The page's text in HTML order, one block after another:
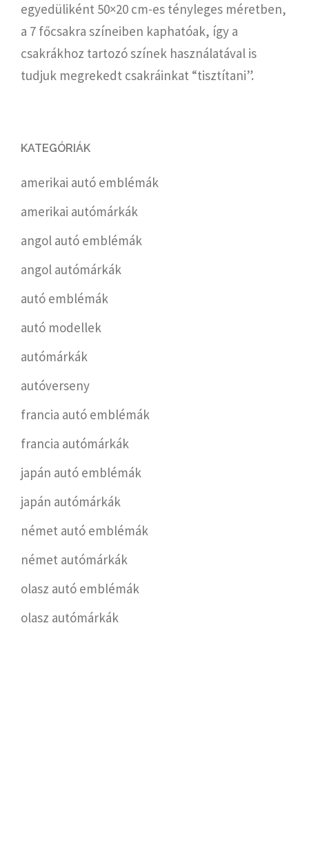
egyedüliként 50×20 cm-es tényleges méretben,
a 7 főcsakra színeiben kaphatóak, így a
csakrákhoz tartozó színek használatával is
tudjuk megrekedt csakráinkat “tisztítani”.
KATEGÓRIÁK
amerikai autó emblémák
amerikai autómárkák
angol autó emblémák
angol autómárkák
autó emblémák
autó modellek
autómárkák
autóverseny
francia autó emblémák
francia autómárkák
japán autó emblémák
japán autómárkák
német autó emblémák
német autómárkák
olasz autó emblémák
olasz autómárkák